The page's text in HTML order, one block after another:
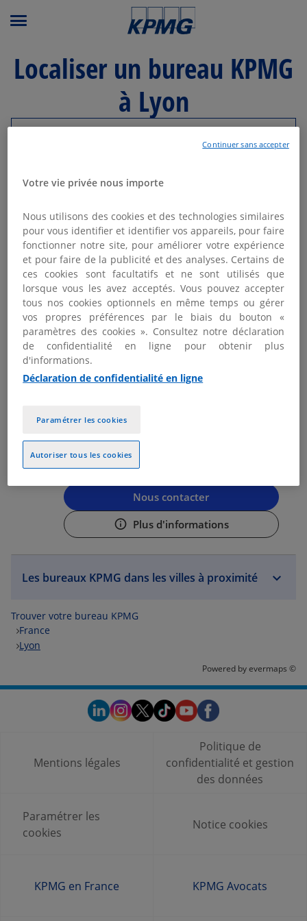
Menu principal
Localiser un bureau KPMG
à Lyon
Liste
1
3.45 km
KPMG AVOCATS LYON
51 rue St Cyr
69009 Lyon
04 87 24 44 00
Fermé actuellement
Nous contacter
Plus d'informations
3.45 km51 Rue de Saint-Cyr
69338 Lyon
Nous contacter
Plus d'informations
Les bureaux KPMG dans les villes à proximité
Trouver votre bureau KPMG
France
Lyon
Powered byevermaps ©
Mentions légales
Politique de
confidentialité et gestion
des données
Paramétrer les
cookies
Notice cookies
KPMG en France KPMG Avocats
Votre vie privée nous importe
Nous utilisons des cookies et des technologies similaires
pour vous identifier et identifier vos appareils, pour faire
fonctionner notre site, pour améliorer votre expérience
et pour faire de la publicité et des analyses. Certains de
ces cookies sont facultatifs et ne sont utilisés que
lorsque vous les avez acceptés. Vous pouvez accepter
tous nos cookies optionnels en même temps ou gérer
vos propres préférences par le biais du bouton «
paramètres des cookies ». Consultez notre déclaration
de confidentialité en ligne pour obtenir plus
d'informations.
Déclaration de confidentialité en ligne
Autoriser tous les cookies
Paramétrer les cookies
Continuer sans accepter